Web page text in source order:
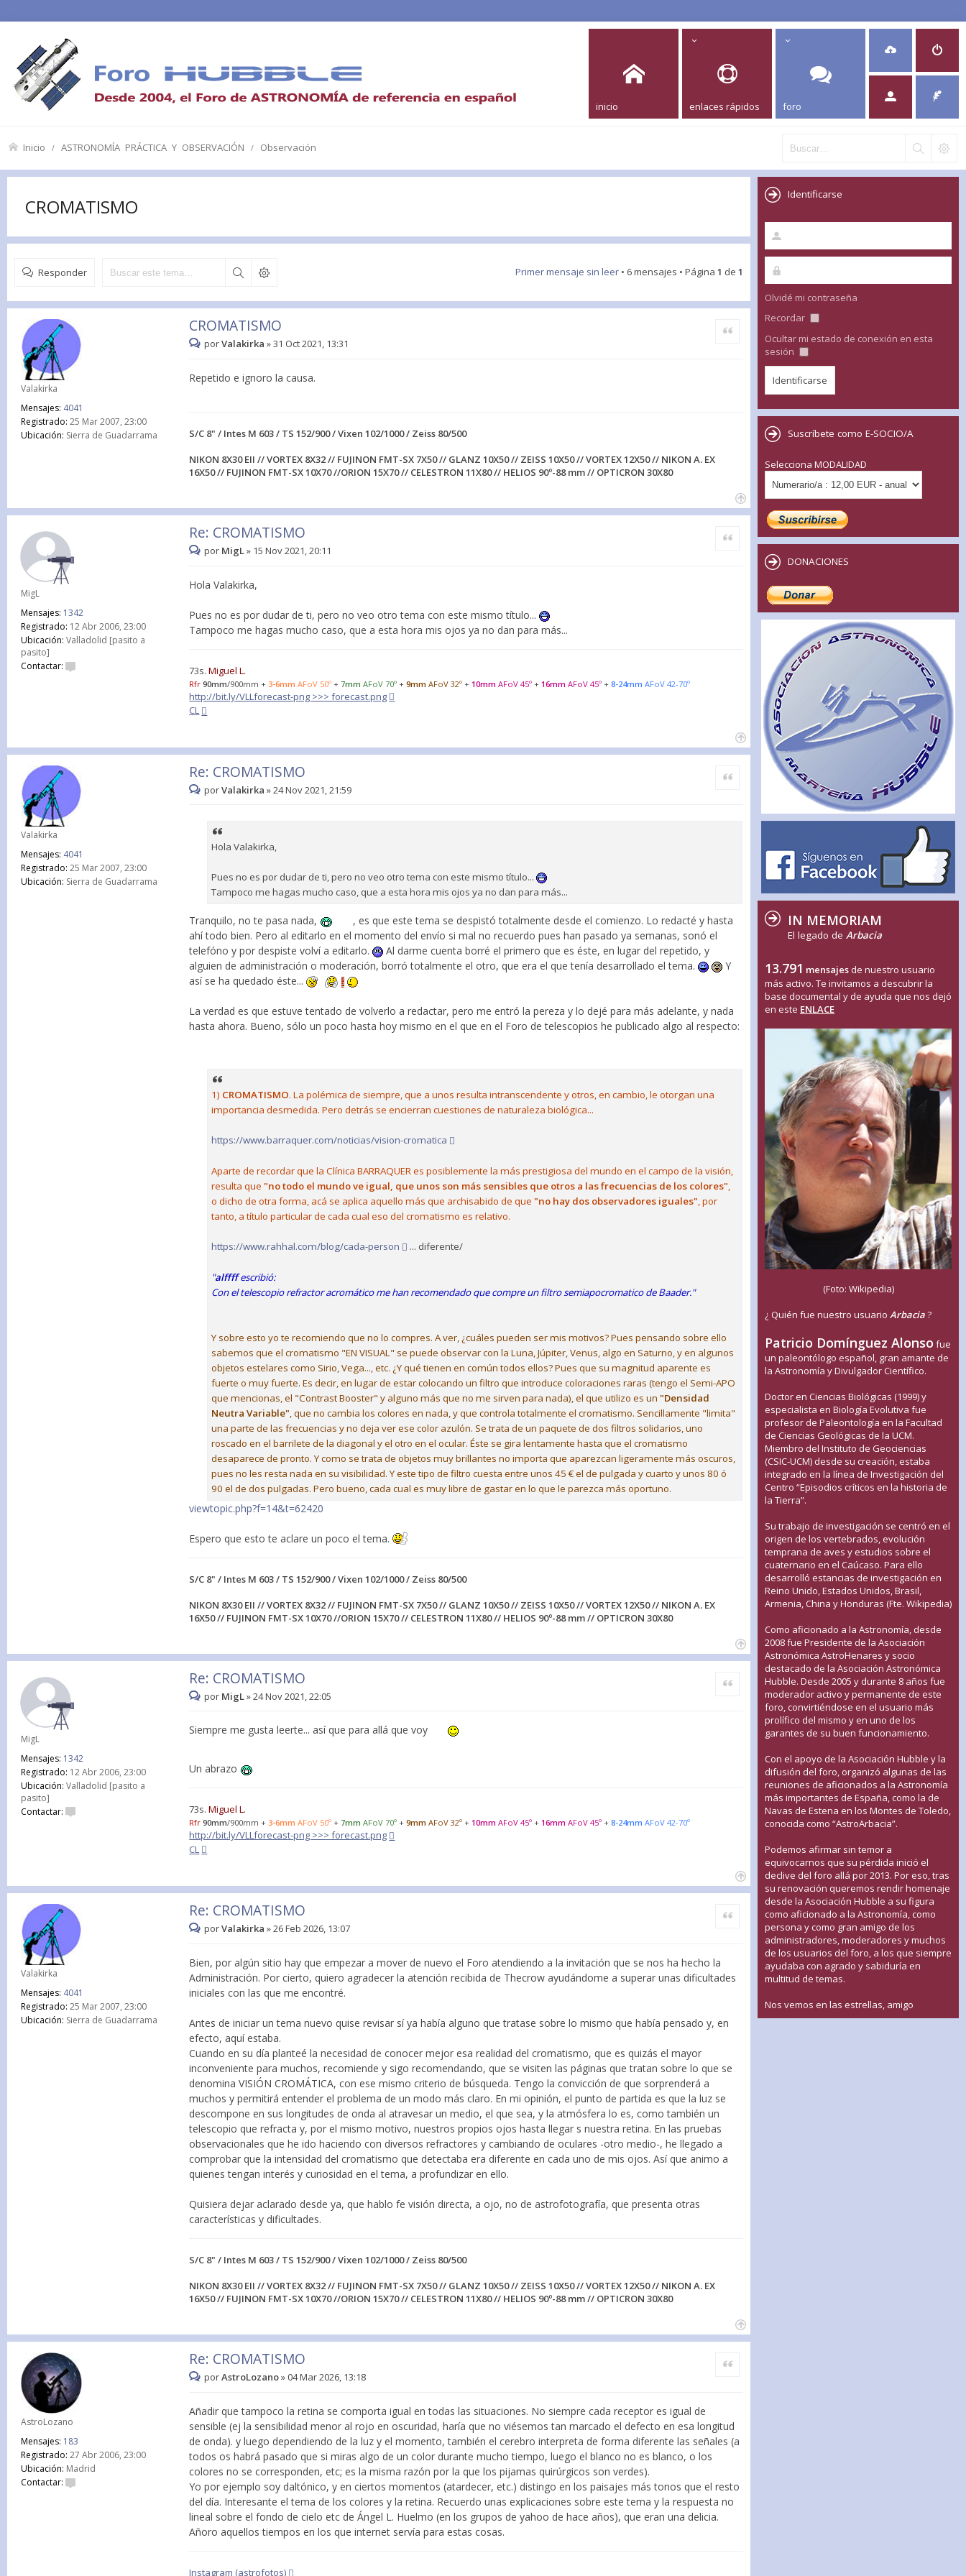
inicio enlaces rápidos foro
Inicio ASTRONOMÍA PRÁCTICA Y OBSERVACIÓN Observación
CROMATISMO
Responder Primer mensaje sin leer • 6 mensajes • Página 1 de 1
Valakirka
Mensajes: 4041
Registrado: 25 Mar 2007, 23:00
Ubicación: Sierra de Guadarrama
CROMATISMO Citar
porValakirka »31 Oct 2021, 13:31
Repetido e ignoro la causa.
S/C 8" / Intes M 603 / TS 152/900 / Vixen 102/1000 / Zeiss 80/500
NIKON 8X30 EII // VORTEX 8X32 // FUJINON FMT-SX 7X50 // GLANZ 10X50 // ZEISS 10X50 // VORTEX 12X50 // NIKON A. EX
16X50 // FUJINON FMT-SX 10X70 //ORION 15X70 // CELESTRON 11X80 // HELIOS 90º-88 mm // OPTICRON 30X80
MigL
Mensajes: 1342
Registrado: 12 Abr 2006, 23:00
Ubicación: Valladolid [pasito a
pasito]
Contactar:
Re: CROMATISMO Citar
por MigL» 15 Nov 2021, 20:11
Hola Valakirka,
Pues no es por dudar de ti, pero no veo otro tema con este mismo título...
Tampoco me hagas mucho caso, que a esta hora mis ojos ya no dan para más...
73s.Miguel L.
Rfr 90mm/900mm +3-6mm AFoV 50º + 7mm AFoV 70º +9mm AFoV 32º +10mm AFoV 45º +16mm AFoV 45º +8-24mm AFoV 42-70º
http://bit.ly/VLLforecast-png >>> forecast.png
CL
Valakirka
Mensajes: 4041
Registrado: 25 Mar 2007, 23:00
Ubicación: Sierra de Guadarrama
Re: CROMATISMO Citar
porValakirka »24 Nov 2021, 21:59
Hola Valakirka,
Pues no es por dudar de ti, pero no veo otro tema con este mismo título...
Tampoco me hagas mucho caso, que a esta hora mis ojos ya no dan para más...
Tranquilo, no te pasa nada,
, es que este tema se despistó totalmente desde el comienzo. Lo redacté y hasta
ahí todo bien. Pero al editarlo en el momento del envío si mal no recuerdo pues han pasado ya semanas, sonó el
telefóno y por despiste volví a editarlo.
Al darme cuenta borré el primero que es éste, en lugar del repetido, y
alguien de administración o moderación, borró totalmente el otro, que era el que tenía desarrollado el tema.
Y
así se ha quedado éste...
La verdad es que estuve tentado de volverlo a redactar, pero me entró la pereza y lo dejé para más adelante, y nada
hasta ahora. Bueno, sólo un poco hasta hoy mismo en el que en el Foro de telescopios he publicado algo al respecto:
1) CROMATISMO. La polémica de siempre, que a unos resulta intranscendente y otros, en cambio, le otorgan una
importancia desmedida. Pero detrás se encierran cuestiones de naturaleza biológica...
https://www.barraquer.com/noticias/vision-cromatica
Aparte de recordar que la Clínica BARRAQUER es posiblemente la más prestigiosa del mundo en el campo de la visión,
resulta que "no todo el mundo ve igual, que unos son más sensibles que otros a las frecuencias de los colores",
o dicho de otra forma, acá se aplica aquello más que archisabido de que "no hay dos observadores iguales", por
tanto, a título particular de cada cual eso del cromatismo es relativo.
https://www.rahhal.com/blog/cada-person ... diferente/
"alffffescribió:
Con el telescopio refractor acromático me han recomendado que compre un filtro semiapocromatico de Baader."
Y sobre esto yo te recomiendo que no lo compres. A ver, ¿cuáles pueden ser mis motivos? Pues pensando sobre ello
sabemos que el cromatismo "EN VISUAL" se puede observar con la Luna, Júpiter, Venus, algo en Saturno, y en algunos
objetos estelares como Sirio, Vega..., etc. ¿Y qué tienen en común todos ellos? Pues que su magnitud aparente es
fuerte o muy fuerte. Es decir, en lugar de estar colocando un filtro que introduce coloraciones raras (tengo el Semi-APO
que mencionas, el "Contrast Booster" y alguno más que no me sirven para nada), el que utilizo es un "Densidad
Neutra Variable" , que no cambia los colores en nada, y que controla totalmente el cromatismo. Sencillamente "limita"
una parte de las frecuencias y no deja ver ese color azulón. Se trata de un paquete de dos filtros solidarios, uno
roscado en el barrilete de la diagonal y el otro en el ocular. Éste se gira lentamente hasta que el cromatismo
desaparece de pronto. Y como se trata de objetos muy brillantes no importa que aparezcan ligeramente más oscuros,
pues no les resta nada en su visibilidad. Y este tipo de filtro cuesta entre unos 45 € el de pulgada y cuarto y unos 80 ó
90 el de dos pulgadas. Pero bueno, cada cual es muy libre de gastar en lo que le parezca más oportuno.
viewtopic.php?f=14&t=62420
Espero que esto te aclare un poco el tema.
S/C 8" / Intes M 603 / TS 152/900 / Vixen 102/1000 / Zeiss 80/500
NIKON 8X30 EII // VORTEX 8X32 // FUJINON FMT-SX 7X50 // GLANZ 10X50 // ZEISS 10X50 // VORTEX 12X50 // NIKON A. EX
16X50 // FUJINON FMT-SX 10X70 //ORION 15X70 // CELESTRON 11X80 // HELIOS 90º-88 mm // OPTICRON 30X80
MigL
Mensajes: 1342
Registrado: 12 Abr 2006, 23:00
Ubicación: Valladolid [pasito a
pasito]
Contactar:
Re: CROMATISMO Citar
por MigL »24 Nov 2021, 22:05
Siempre me gusta leerte... así que para allá que voy
Un abrazo
73s.Miguel L.
Rfr 90mm/900mm +3-6mm AFoV 50º + 7mm AFoV 70º +9mm AFoV 32º +10mm AFoV 45º +16mm AFoV 45º +8-24mm AFoV 42-70º
http://bit.ly/VLLforecast-png >>> forecast.png
CL
Valakirka
Mensajes: 4041
Registrado: 25 Mar 2007, 23:00
Ubicación: Sierra de Guadarrama
Re: CROMATISMO Citar
porValakirka »26 Feb 2026, 13:07
Bien, por algún sitio hay que empezar a mover de nuevo el Foro atendiendo a la invitación que se nos ha hecho la
Administración. Por cierto, quiero agradecer la atención recibida de Thecrow ayudándome a superar unas dificultades
iniciales con las que me encontré.
Antes de iniciar un tema nuevo quise revisar sí ya había alguno que tratase sobre lo mismo que había pensado y, en
efecto, aquí estaba.
Cuando en su día planteé la necesidad de conocer mejor esa realidad del cromatismo, que es quizás el mayor
inconveniente para muchos, recomiende y sigo recomendando, que se visiten las páginas que tratan sobre lo que se
denomina VISIÓN CROMÁTICA, con ese mismo criterio de búsqueda. Tengo la convicción de que sorprenderá a
muchos y permitirá entender el problema de un modo más claro. En mi opinión, el punto de partida es que la luz se
descompone en sus longitudes de onda al atravesar un medio, el que sea, y la atmósfera lo es, como también un
telescopio que refracta y, por el mismo motivo, nuestros propios ojos hasta llegar s nuestra retina. En las pruebas
observacionales que he ido haciendo con diversos refractores y cambiando de oculares -otro medio-, he llegado a
comprobar que la intensidad del cromatismo que detectaba era diferente en cada uno de mis ojos. Así que animo a
quienes tengan interés y curiosidad en el tema, a profundizar en ello.
Quisiera dejar aclarado desde ya, que hablo fe visión directa, a ojo, no de astrofotografía, que presenta otras
características y dificultades.
S/C 8" / Intes M 603 / TS 152/900 / Vixen 102/1000 / Zeiss 80/500
NIKON 8X30 EII // VORTEX 8X32 // FUJINON FMT-SX 7X50 // GLANZ 10X50 // ZEISS 10X50 // VORTEX 12X50 // NIKON A. EX
16X50 // FUJINON FMT-SX 10X70 //ORION 15X70 // CELESTRON 11X80 // HELIOS 90º-88 mm // OPTICRON 30X80
AstroLozano
Mensajes: 183
Registrado: 27 Abr 2006, 23:00
Ubicación: Madrid
Contactar:
Re: CROMATISMO Citar
porAstroLozano»04 Mar 2026, 13:18
Añadir que tampoco la retina se comporta igual en todas las situaciones. No siempre cada receptor es igual de
sensible (ej la sensibilidad menor al rojo en oscuridad, haría que no viésemos tan marcado el defecto en esa longitud
de onda). y luego dependiendo de la luz y el momento, también el cerebro interpreta de forma diferente las señales (a
todos os habrá pasado que si miras algo de un color durante mucho tiempo, luego el blanco no es blanco, o los
colores no se corresponden, etc; es la misma razón por la que los pijamas quirúrgicos son verdes).
Yo por ejemplo soy daltónico, y en ciertos momentos (atardecer, etc.) distingo en los paisajes más tonos que el resto
del día. Interesante el tema de los colores y la retina. Recuerdo unas explicaciones sobre este tema y la respuesta no
lineal sobre el fondo de cielo etc de Ángel L. Huelmo (en los grupos de yahoo de hace años), que eran una delicia.
Añoro aquellos tiempos en los que internet servía para estas cosas.
Instagram (astrofotos)
Identificarse
Olvidé mi contraseña
Recordar
Ocultar mi estado de conexión en esta
sesión
Suscríbete como E-SOCIO/A
Selecciona MODALIDAD
DONACIONES
IN MEMORIAM
El legado de Arbacia
13.791 mensajes de nuestro usuario
más activo. Te invitamos a descubrir la
base documental y de ayuda que nos dejó
en este ENLACE
(Foto: Wikipedia)
¿ Quién fue nuestro usuario Arbacia?
Patricio Domínguez Alonso fue
un paleontólogo español, gran amante de
la Astronomía y Divulgador Científico.
Doctor en Ciencias Biológicas (1999) y
especialista en Biología Evolutiva fue
profesor de Paleontología en la Facultad
de Ciencias Geológicas de la UCM.
Miembro del Instituto de Geociencias
(CSIC-UCM) desde su creación, estaba
integrado en la línea de Investigación del
Centro “Episodios críticos en la historia de
la Tierra”.
Su trabajo de investigación se centró en el
origen de los vertebrados, evolución
temprana de aves y estudios sobre el
cuaternario en el Caúcaso. Para ello
desarrolló estancias de investigación en
Reino Unido, Estados Unidos, Brasil,
Armenia, China y Honduras (Fte. Wikipedia)
Como aficionado a la Astronomía, desde
2008 fue Presidente de la Asociación
Astronómica AstroHenares y socio
destacado de la Asociación Astronómica
Hubble. Desde 2005 y durante 8 años fue
moderador activo y permanente de este
foro, convirtiéndose en el usuario más
prolífico del mismo y en uno de los
garantes de su buen funcionamiento.
Con el apoyo de la Asociación Hubble y la
difusión del foro, organizó algunas de las
reuniones de aficionados a la Astronomía
más importantes de España, como la de
Navas de Estena en los Montes de Toledo,
conocida como “AstroArbacia”.
Podemos afirmar sin temor a
equivocarnos que su pérdida inició el
declive del foro allá por 2013. Por eso, tras
su renovación queremos rendir homenaje
desde la Asociación Hubble a su figura
como aficionado a la Astronomía, como
persona y como gran amigo de los
administradores, moderadores y muchos
de los usuarios del foro, a los que siempre
ayudaba con agrado y sabiduría en
multitud de temas.
Nos vemos en las estrellas, amigo